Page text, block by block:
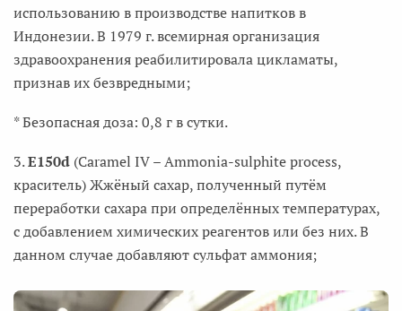
использованию в производстве напитков в
Индонезии. В 1979 г. всемирная организация
здравоохранения реабилитировала цикламаты,
признав их безвредными;
* Безопасная доза: 0,8 г в сутки.
3.E150d (Caramel IV – Ammonia-sulphite process,
краситель) Жжёный сахар, полученный путём
переработки сахара при определённых температурах,
с добавлением химических реагентов или без них. В
данном случае добавляют сульфат аммония;